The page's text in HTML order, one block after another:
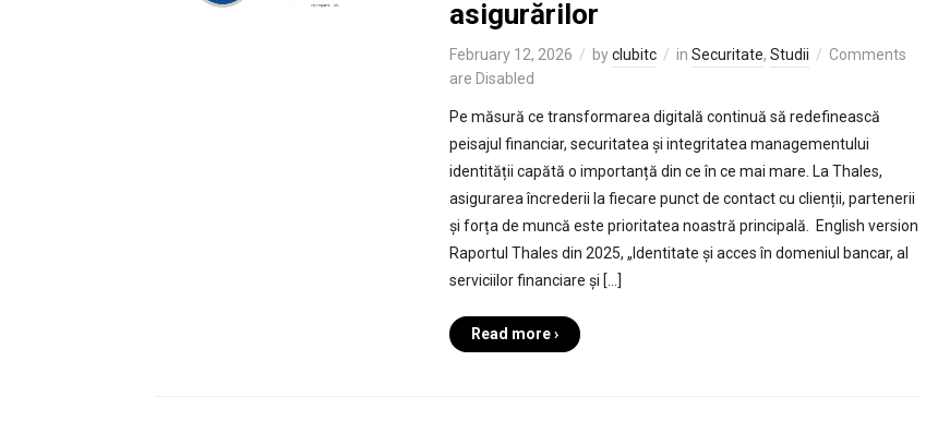
asigurărilor
February 12, 2026 byclubitc in Securitate, Studii
Comments
are Disabled
Pe măsură ce transformarea digitală continuă să redefinească
peisajul financiar, securitatea și integritatea managementului
identității capătă o importanță din ce în ce mai mare. La Thales,
asigurarea încrederii la fiecare punct de contact cu clienții, partenerii
și forța de muncă este prioritatea noastră principală. English version
Raportul Thales din 2025, „Identitate și acces în domeniul bancar, al
serviciilor financiare și […]
Read more ›